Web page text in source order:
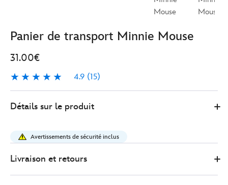
Panier de transport Minnie Mouse
31.00€
4.9 (15)
4.9
15
31.00
transport-
minnie-
Détails sur le produit
Avertissements de sécurité inclus
Livraison et retours